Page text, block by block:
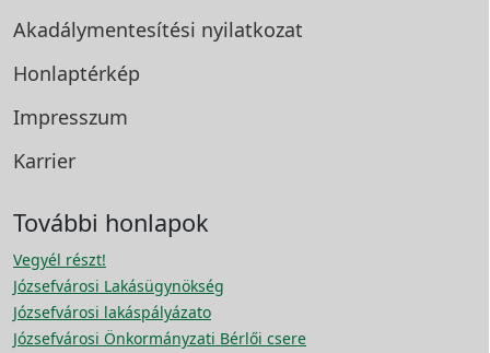
Akadálymentesítési nyilatkozat
Honlaptérkép
Impresszum
Karrier
További honlapok
Vegyél részt!
Józsefvárosi Lakásügynökség
Józsefvárosi lakáspályázato
Józsefvárosi Önkormányzati Bérlői csere